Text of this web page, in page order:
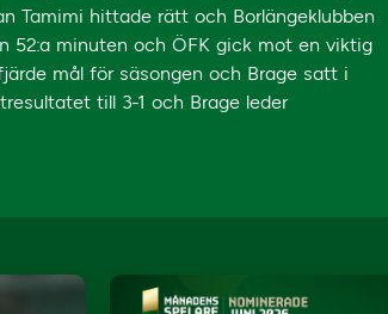
Tamimi hittade rätt och Borlängeklubben
52:a minuten och ÖFK gick mot en viktig
mål för säsongen och Brage satt i
till 3-1 och Brage leder